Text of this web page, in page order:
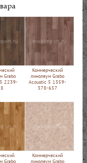
Grabo
2239-
Коммерческий
линолеум Grabo
Acoustic 5 1359-
378-657
Grabo
Коммерческий
линолеум Grabo